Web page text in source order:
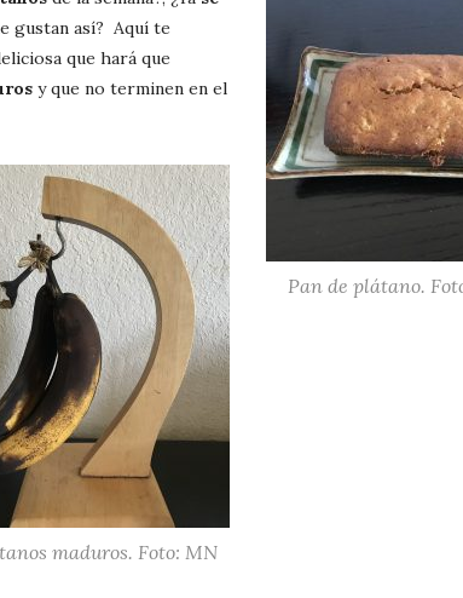
Pan de plátano.
gustan así? Aquí te
que hará que
y que no terminen en el
maduros. Foto: MN